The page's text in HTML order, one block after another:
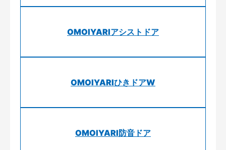
OMOIYARIアシストドア
OMOIYARIひきドアW
OMOIYARI防音ドア